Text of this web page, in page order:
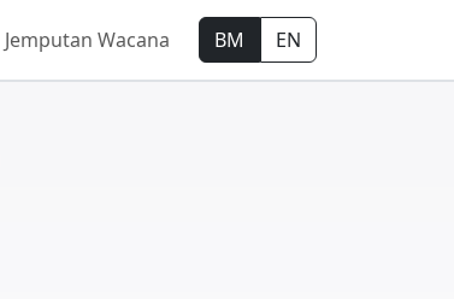
Jemputan Wacana BM EN